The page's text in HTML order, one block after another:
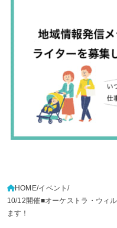
HOME イベント
10/12開催■オーケストラ・ウィ
ます！